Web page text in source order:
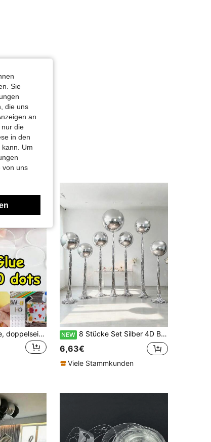
Ballon Klebepunkte, doppelseitiger Kleber, Ballon Klebstoff DIY Dekoration Zubehör NEW 8 Stücke Set Silber 4D Ball & Folienvorhang Ballon Set, enthält 32", 22" und 18" Silber 4D Ballons mit Silber Folienvorhang, geeignet für Geburtstagsparty, Hochzeit, Verlobung, Retro Party, Silber Szene Dekoration, Bankett Arrangement
6,63€
Viele Stammkunden
Sie
die uns
an
nur die
in den
Um
von uns